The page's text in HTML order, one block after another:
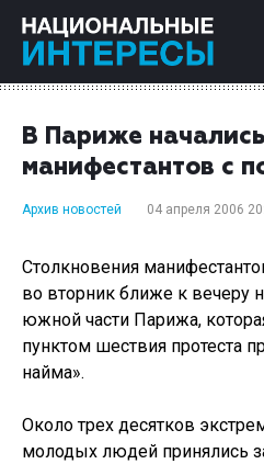
В Париже
манифестантов с
Архив новостей 04 апреля 2006
Столкновения
во вторник ближе к вечеру
южной части Парижа,
пунктом шествия протеста
найма».
Около трех десятков
молодых людей принялись